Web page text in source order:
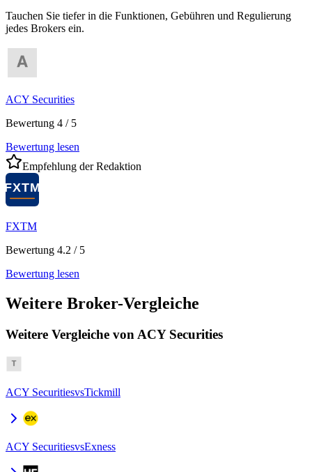
Tauchen Sie tiefer in die Funktionen, Gebühren und Regulierung
jedes Brokers ein.
ACY Securities
Bewertung 4 / 5
Bewertung lesen
Empfehlung der Redaktion
FXTM
Bewertung 4.2 / 5
Bewertung lesen
Weitere Broker-Vergleiche
Weitere Vergleiche von ACY Securities
ACY SecuritiesvsTickmill
ACY SecuritiesvsExness